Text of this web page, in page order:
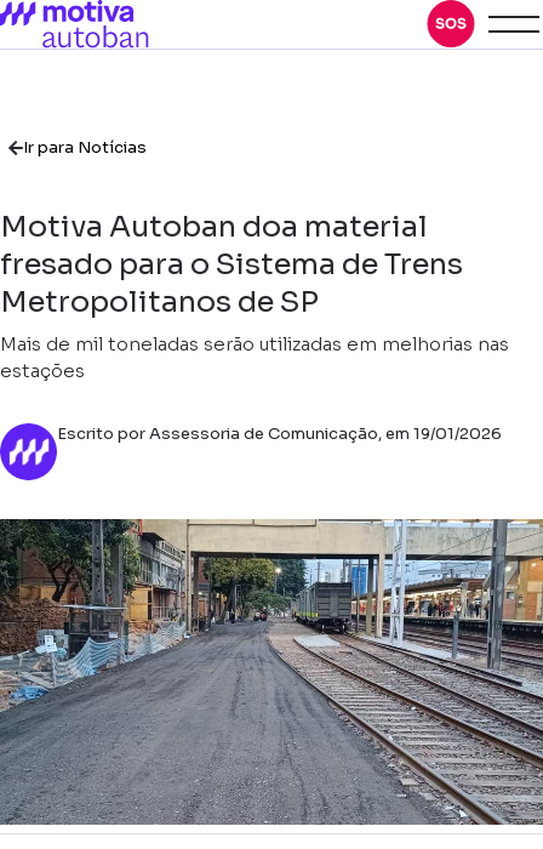
Ir para Notícias
Motiva Autoban doa material
fresado para o Sistema de Trens
Metropolitanos de SP
Mais de mil toneladas serão utilizadas em melhorias nas
estações
Escrito por Assessoria de Comunicação, em 19/01/2026